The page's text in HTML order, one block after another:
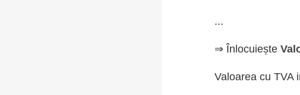
...
⇒ Înlocuiește
Valoarea cu TVA